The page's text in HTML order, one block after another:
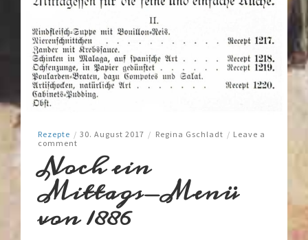
Rezepte / 30. August 2017 / Regina Gschladt / Leave a
comment
Noch ein
Mittags-Menü
von 1886